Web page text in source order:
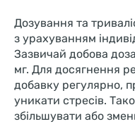
Дозування та
з урахуванням
Зазвичай добова
мг. Для досягнення
добавку регулярно,
уникати стресів.
збільшувати або